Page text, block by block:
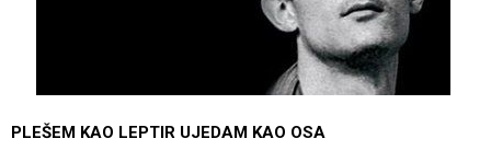
PLEŠEM KAO LEPTIR UJEDAM KAO OSA